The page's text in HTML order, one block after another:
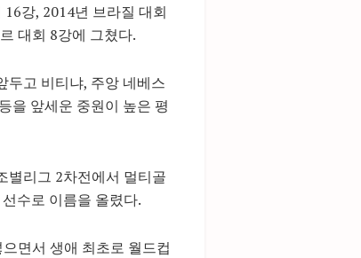
강, 2014년 브라질 대회
대회 8강에 그쳤다.
두고 비티냐, 주앙 네베스
을 앞세운 중원이 높은 평
별리그 2차전에서 멀티골
수로 이름을 올렸다.
면서 생애 최초로 월드컵